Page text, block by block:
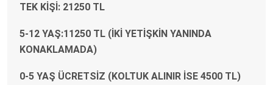
TEK KİŞİ: 21250 TL
5-12 YAŞ:11250 TL (İKİ YETİŞKİN YANINDA
KONAKLAMADA)
0-5 YAŞ ÜCRETSİZ (KOLTUK ALINIR İSE 4500 TL)